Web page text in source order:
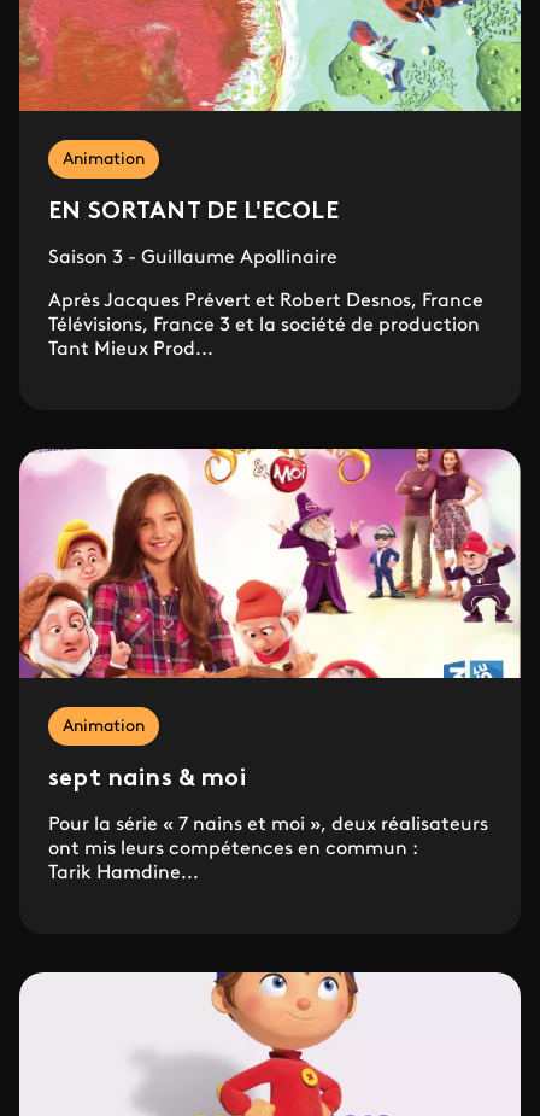
Animation
EN SORTANT DE L'ECOLE
Saison 3 - Guillaume Apollinaire
Après Jacques Prévert et Robert Desnos, France
Télévisions, France 3 et la société de production
Tant Mieux Prod...
Animation
sept nains & moi
Pour la série « 7 nains et moi », deux réalisateurs
ont mis leurs compétences en commun :
Tarik Hamdine...